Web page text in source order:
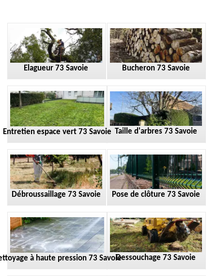
Elagueur 73 Savoie Bucheron 73 Savoie
Entretien espace vert 73 Savoie Taille d'arbres 73 Savoie
Débroussaillage 73 Savoie Pose de clôture 73 Savoie
à haute pression 73 SavoieDessouchage 73 Savoie